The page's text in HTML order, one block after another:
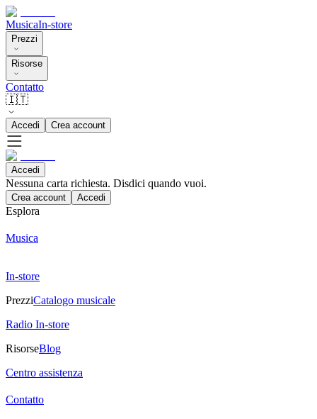
MusicaIn-store
Prezzi
Risorse
Contatto
🇮🇹
Accedi Crea account
Accedi
Nessuna carta richiesta. Disdici quando vuoi.
Crea account Accedi
Esplora
Musica
In-store
PrezziCatalogo musicale
Radio In-store
RisorseBlog
Centro assistenza
Contatto